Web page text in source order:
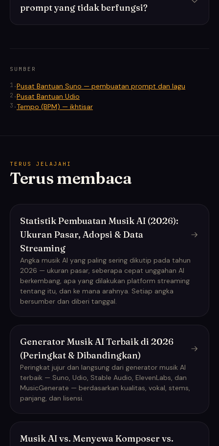
prompt yang tidak berfungsi?
SUMBER
1 .Pusat Bantuan Suno — pembuatan prompt dan lagu
2 .Pusat Bantuan Udio
3 .Tempo (BPM) — ikhtisar
TERUS JELAJAHI
Terus membaca
Statistik Pembuatan Musik AI (2026):
Ukuran Pasar, Adopsi & Data
Streaming
Angka musik AI yang paling sering dikutip pada tahun
2026 — ukuran pasar, seberapa cepat unggahan AI
berkembang, apa yang dilakukan platform streaming
tentang itu, dan ke mana arahnya. Setiap angka
bersumber dan diberi tanggal.
Generator Musik AI Terbaik di 2026
(Peringkat & Dibandingkan)
Peringkat jujur dan langsung dari generator musik AI
terbaik — Suno, Udio, Stable Audio, ElevenLabs, dan
MusicGenerate — berdasarkan kualitas, vokal, stems,
panjang, dan lisensi.
Musik AI vs. Menyewa Komposer vs.